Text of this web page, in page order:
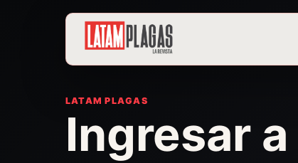
LATAM PLAGAS
Ingresar